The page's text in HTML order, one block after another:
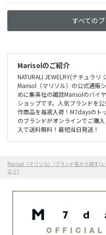
すべての
Marisolのご紹介
NATURALI JEWELRY(ナチュラ
Marisol（マリソル）の公式通販
めに集英社の雑誌Marisolのバイ
ショップです。人気ブランドを
作商品を毎週入荷！M7daysのト
のブランドがオンラインでご購
入で送料無料！最短当日発送！
Marisol（マリソル） /ブランド名から探す(
エリ)